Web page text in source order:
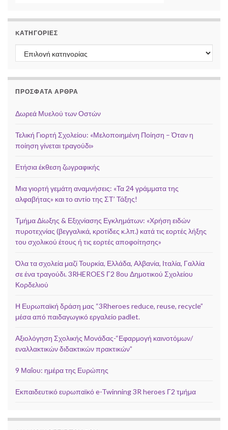
KΑΤΗΓΟΡΊΕΣ
Kατηγορίες
ΠΡΌΣΦΑΤΑ ΆΡΘΡΑ
Δωρεά Μυελού των Οστών
Τελική Γιορτή Σχολείου: «Μελοποιημένη Ποίηση – Όταν η
ποίηση γίνεται τραγούδι»
Ετήσια έκθεση ζωγραφικής
Μια γιορτή γεμάτη αναμνήσεις: «Τα 24 γράμματα της
αλφαβήτας» και το αντίο της ΣΤ’ Τάξης!
Τμήμα Δίωξης & Εξιχνίασης Εγκλημάτων: «Χρήση ειδών
πυροτεχνίας (βεγγαλικά, κροτίδες κ.λπ.) κατά τις εορτές λήξης
του σχολικού έτους ή τις εορτές αποφοίτησης»
Όλα τα σχολεία μαζί Τουρκία, Ελλάδα, Αλβανία, Ιταλία, Γαλλία
σε ένα τραγούδι. 3RHEROES Γ2 8ου Δημοτικού Σχολείου
Κορδελιού
Η Ευρωπαϊκή δράση μας “3Rheroes reduce, reuse, recycle”
μέσα από παιδαγωγικό εργαλείο padlet.
Αξιολόγηση Σχολικής Μονάδας-“Εφαρμογή καινοτόμων/
εναλλακτικών διδακτικών πρακτικών”
9 Μαΐου: ημέρα της Ευρώπης
Εκπαιδευτικό ευρωπαϊκό e-Twinning 3R heroes Γ2 τμήμα